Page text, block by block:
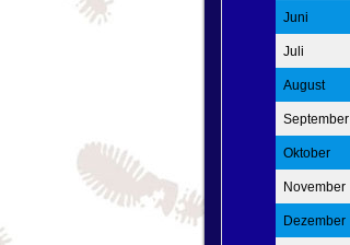
Juni
Juli
August
September
Oktober
November
Dezember